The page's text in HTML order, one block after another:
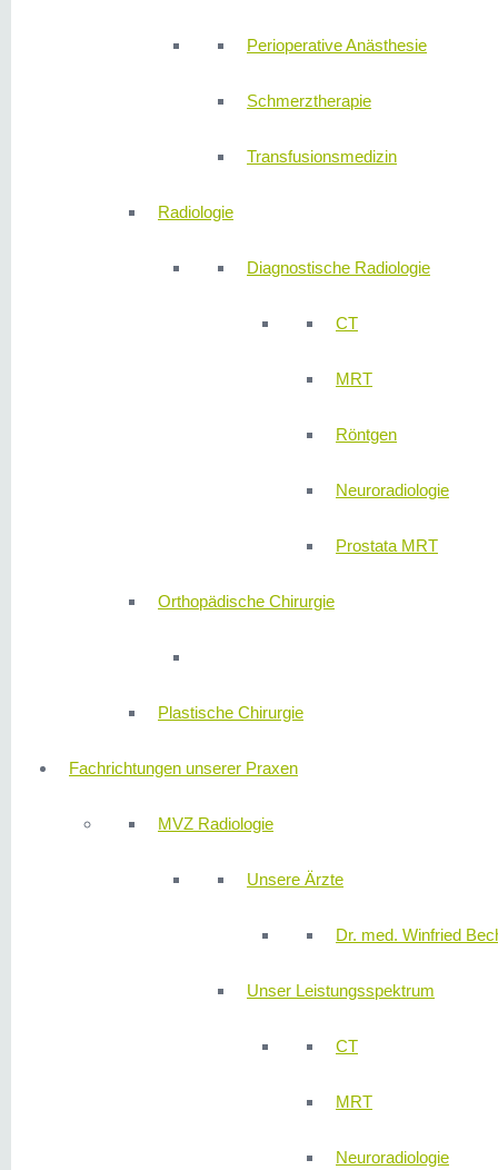
Perioperative Anästhesie
Schmerztherapie
Transfusionsmedizin
Radiologie
Diagnostische Radiologie
CT
MRT
Röntgen
Neuroradiologie
Prostata MRT
Orthopädische Chirurgie
Plastische Chirurgie
Fachrichtungen unserer Praxen
MVZ Radiologie
Unsere Ärzte
Dr. med. Winfried
Unser Leistungsspektrum
CT
MRT
Neuroradiologie